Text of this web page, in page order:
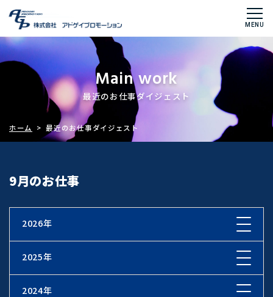
Main work
最近のお仕事ダイジェスト
ホーム > 最近のお仕事ダイジェスト
9月のお仕事
2026年
2025年
2024年